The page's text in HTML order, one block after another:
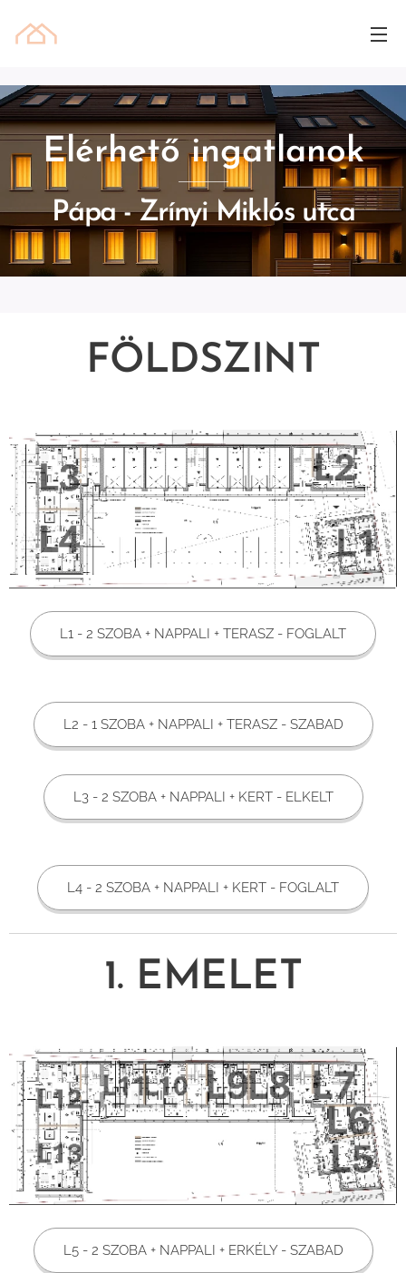
Elérhető ingatlanok
Pápa - Zrínyi Miklós utca
FÖLDSZINT
L1 - 2 SZOBA + NAPPALI + TERASZ - FOGLALT
L2 - 1 SZOBA + NAPPALI + TERASZ - SZABAD
L3 - 2 SZOBA + NAPPALI + KERT - ELKELT
L4 - 2 SZOBA + NAPPALI + KERT - FOGLALT
1. EMELET
L5 - 2 SZOBA + NAPPALI + ERKÉLY - SZABAD